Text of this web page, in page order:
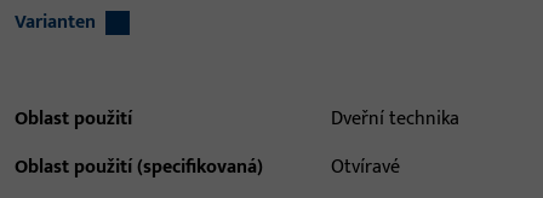
Varianten
Oblast použití
Dveřní technika
Oblast použití (specifikovaná)
Otvíravé